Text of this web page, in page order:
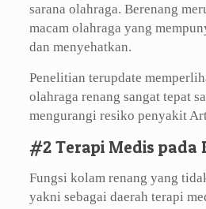
sarana olahraga. Berenang
macam olahraga yang
dan menyehatkan.
Penelitian terupdate
olahraga renang sangat tepat
mengurangi resiko penyakit
#2 Terapi Medis pada
Fungsi kolam renang yang
yakni sebagai daerah terapi